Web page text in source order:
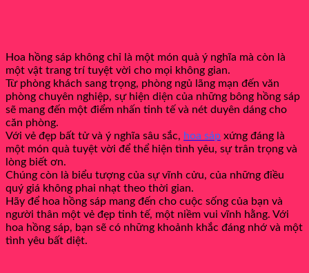
Hoa hồng sáp không chỉ là một món quà ý nghĩa mà còn là
một vật trang trí tuyệt vời cho mọi không gian.
Từ phòng khách sang trọng, phòng ngủ lãng mạn đến văn
phòng chuyên nghiệp, sự hiện diện của những bông hồng sáp
sẽ mang đến một điểm nhấn tinh tế và nét duyên dáng cho
căn phòng.
Với vẻ đẹp bất tử và ý nghĩa sâu sắc, hoa sáp xứng đáng là
một món quà tuyệt vời để thể hiện tình yêu, sự trân trọng và
lòng biết ơn.
Chúng còn là biểu tượng của sự vĩnh cửu, của những điều
quý giá không phai nhạt theo thời gian.
Hãy để hoa hồng sáp mang đến cho cuộc sống của bạn và
người thân một vẻ đẹp tinh tế, một niềm vui vĩnh hằng. Với
hoa hồng sáp, bạn sẽ có những khoảnh khắc đáng nhớ và một
tình yêu bất diệt.